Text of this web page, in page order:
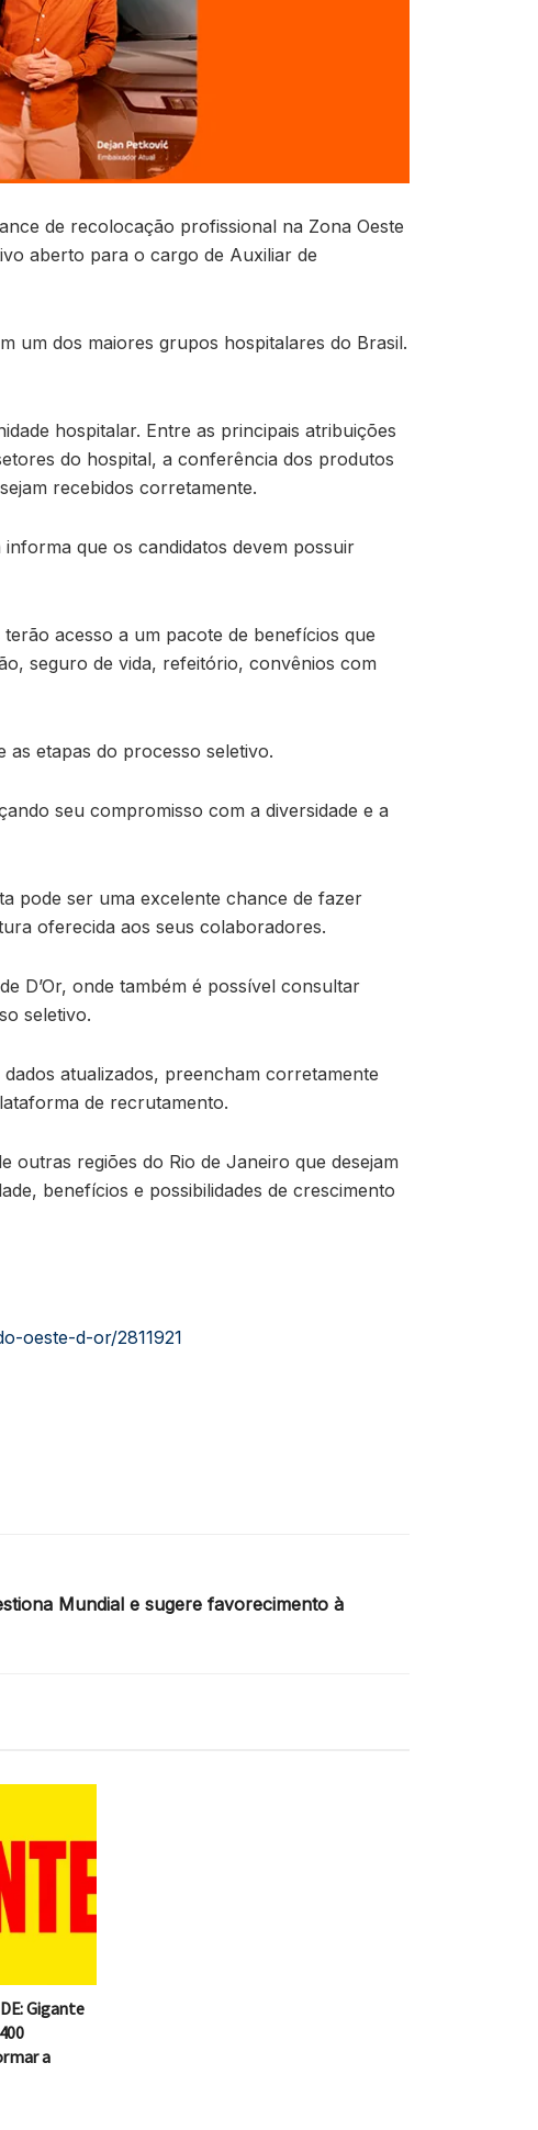
de recolocação profissional na Zona Oeste
aberto para o cargo de Auxiliar de
um dos maiores grupos hospitalares do Brasil.
hospitalar. Entre as principais atribuições
do hospital, a conferência dos produtos
recebidos corretamente.
que os candidatos devem possuir
acesso a um pacote de benefícios que
seguro de vida, refeitório, convênios com
etapas do processo seletivo.
seu compromisso com a diversidade e a
pode ser uma excelente chance de fazer
oferecida aos seus colaboradores.
D’Or, onde também é possível consultar
seletivo.
atualizados, preencham corretamente
de recrutamento.
outras regiões do Rio de Janeiro que desejam
benefícios e possibilidades de crescimento
oeste-d-or/2811921
Mundial e sugere favorecimento à
Gigante
a